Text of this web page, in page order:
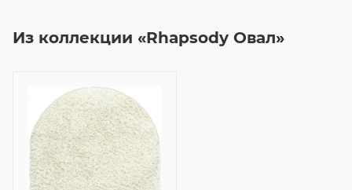
Из коллекции «Rhapsody Овал»